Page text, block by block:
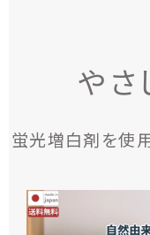
やさ
蛍光増白剤を使